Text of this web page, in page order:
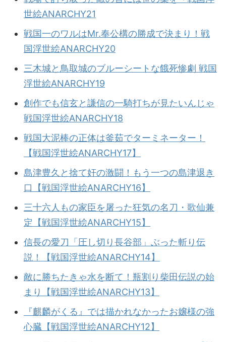
世絵ANARCHY21
戦国一のワルはMr.奉公構の勝成で決まり！戦
国浮世絵ANARCHY20
三木城と鳥取城のブルーシートな餓死惨劇 戦国
浮世絵ANARCHY19
創作でも信玄と謙信の一騎打ちが見たいんじゃ
戦国浮世絵ANARCHY18
戦国大泥棒の正体は釜茹でターミネーター！
【戦国浮世絵ANARCHY17】
島津豊久と捨て奸の激闘！もう一つの島津退き
口【戦国浮世絵ANARCHY16】
三十六人もの家臣を屠った狂気の名刀・歌仙兼
定【戦国浮世絵ANARCHY15】
信長の愛刀「圧し切り長谷部」ぶった斬り伝
説！【戦国浮世絵ANARCHY14】
敵に勝ちたきゃ水を断て！瓶割り柴田伝説の始
まり【戦国浮世絵ANARCHY13】
『麒麟がくる』では描かれなかったお嬢様の強
心臓【戦国浮世絵ANARCHY12】